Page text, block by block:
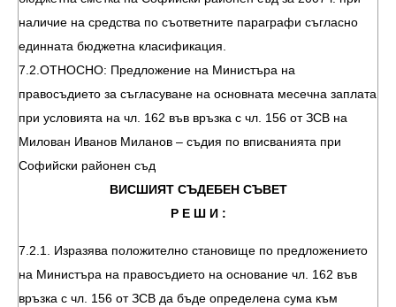
наличие на средства по съответните параграфи съгласно
единната бюджетна класификация.
7.2.ОТНОСНО: Предложение на Министъра на
правосъдието за съгласуване на основната месечна заплата
при условията на чл. 162 във връзка с чл. 156 от ЗСВ на
Милован Иванов Миланов – съдия по вписванията при
Софийски районен съд
ВИСШИЯТ СЪДЕБЕН СЪВЕТ
Р Е Ш И :
7.2.1. Изразява положително становище по предложението
на Министъра на правосъдието на основание чл. 162 във
връзка с чл. 156 от ЗСВ да бъде определена сума към